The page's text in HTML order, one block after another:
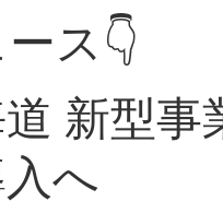
ス👇
新型
へ